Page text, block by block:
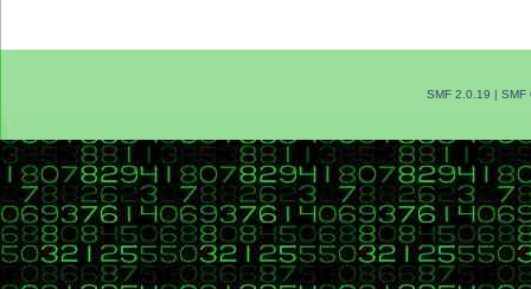
SMF 2.0.19 | SMF